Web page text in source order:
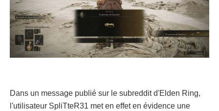
Dans un message publié sur le subreddit d'Elden Ring,
l'utilisateur SpliTteR31 met en effet en évidence une